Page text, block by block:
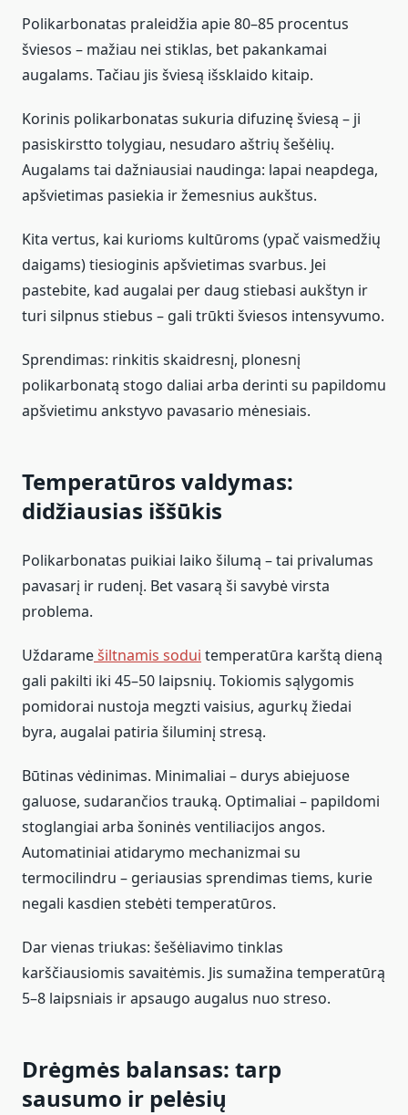
Polikarbonatas praleidžia apie 80–85 procentus
šviesos – mažiau nei stiklas, bet pakankamai
augalams. Tačiau jis šviesą išsklaido kitaip.
Korinis polikarbonatas sukuria difuzinę šviesą – ji
pasiskirstto tolygiau, nesudaro aštrių šešėlių.
Augalams tai dažniausiai naudinga: lapai neapdega,
apšvietimas pasiekia ir žemesnius aukštus.
Kita vertus, kai kurioms kultūroms (ypač vaismedžių
daigams) tiesioginis apšvietimas svarbus. Jei
pastebite, kad augalai per daug stiebasi aukštyn ir
turi silpnus stiebus – gali trūkti šviesos intensyvumo.
Sprendimas: rinkitis skaidresnį, plonesnį
polikarbonatą stogo daliai arba derinti su papildomu
apšvietimu ankstyvo pavasario mėnesiais.
Temperatūros valdymas:
didžiausias iššūkis
Polikarbonatas puikiai laiko šilumą – tai privalumas
pavasarį ir rudenį. Bet vasarą ši savybė virsta
problema.
Uždaramešiltnamis sodui temperatūra karštą dieną
gali pakilti iki 45–50 laipsnių. Tokiomis sąlygomis
pomidorai nustoja megzti vaisius, agurkų žiedai
byra, augalai patiria šiluminį stresą.
Būtinas vėdinimas. Minimaliai – durys abiejuose
galuose, sudarančios trauką. Optimaliai – papildomi
stoglangiai arba šoninės ventiliacijos angos.
Automatiniai atidarymo mechanizmai su
termocilindru – geriausias sprendimas tiems, kurie
negali kasdien stebėti temperatūros.
Dar vienas triukas: šešėliavimo tinklas
karščiausiomis savaitėmis. Jis sumažina temperatūrą
5–8 laipsniais ir apsaugo augalus nuo streso.
Drėgmės balansas: tarp
sausumo ir pelėsių